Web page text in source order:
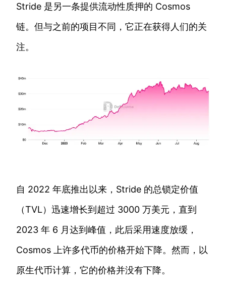
Stride 是另一条提供流动性质押的 Cosmos
链。但与之前的项目不同，它正在获得人们的关
注。
自 2022 年底推出以来，Stride 的总锁定价值
（TVL）迅速增长到超过 3000 万美元，直到
2023 年 6 月达到峰值，此后采用速度放缓，
Cosmos 上许多代币的价格开始下降。然而，以
原生代币计算，它的价格并没有下降。